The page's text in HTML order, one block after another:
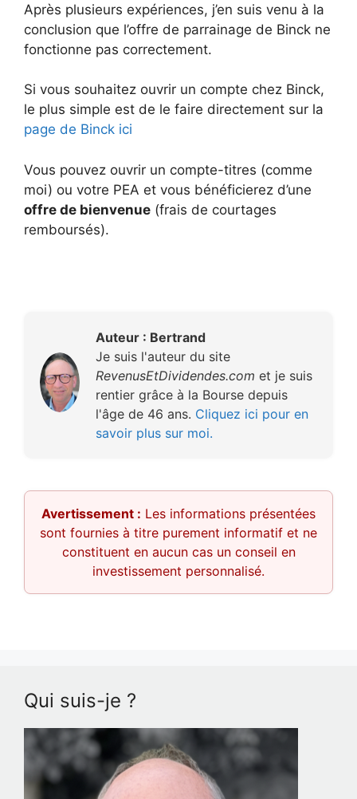
Après plusieurs expériences, j’en suis venu à la
conclusion que l’offre de parrainage de Binck ne
fonctionne pas correctement.
Si vous souhaitez ouvrir un compte chez Binck,
le plus simple est de le faire directement sur la
page de Binck ici
Vous pouvez ouvrir un compte-titres (comme
moi) ou votre PEA et vous bénéficierez d’une
offre de bienvenue (frais de courtages
remboursés).
Auteur : Bertrand
Je suis l'auteur du site
RevenusEtDividendes.com et je suis
rentier grâce à la Bourse depuis
l'âge de 46 ans. Cliquez ici pour en
savoir plus sur moi.
Avertissement : Les informations présentées
sont fournies à titre purement informatif et ne
constituent en aucun cas un conseil en
investissement personnalisé.
Qui suis-je ?